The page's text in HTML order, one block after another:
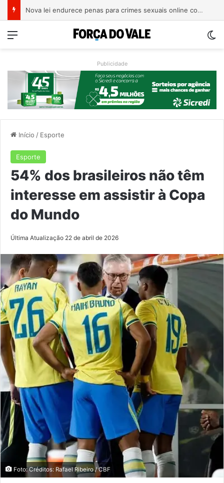
Nova lei endurece penas para crimes sexuais online contra crianças e adolescentes
Menu
Publicidade
Início / Esporte
Esporte
54% dos brasileiros não têm
interesse em assistir à Copa
do Mundo
Última Atualização 22 de abril de 2026
Foto: Créditos: Rafael Ribeiro / CBF